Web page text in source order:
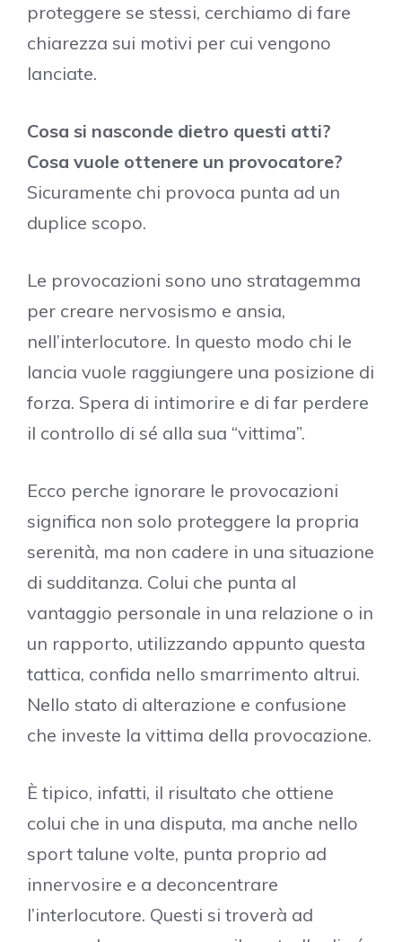
proteggere se stessi, cerchiamo di fare
chiarezza sui motivi per cui vengono
lanciate.
Cosa si nasconde dietro questi atti?
Cosa vuole ottenere un provocatore?
Sicuramente chi provoca punta ad un
duplice scopo.
Le provocazioni sono uno stratagemma
per creare nervosismo e ansia,
nell’interlocutore. In questo modo chi le
lancia vuole raggiungere una posizione di
forza. Spera di intimorire e di far perdere
il controllo di sé alla sua “vittima”.
Ecco perche ignorare le provocazioni
significa non solo proteggere la propria
serenità, ma non cadere in una situazione
di sudditanza. Colui che punta al
vantaggio personale in una relazione o in
un rapporto, utilizzando appunto questa
tattica, confida nello smarrimento altrui.
Nello stato di alterazione e confusione
che investe la vittima della provocazione.
È tipico, infatti, il risultato che ottiene
colui che in una disputa, ma anche nello
sport talune volte, punta proprio ad
innervosire e a deconcentrare
l’interlocutore. Questi si troverà ad